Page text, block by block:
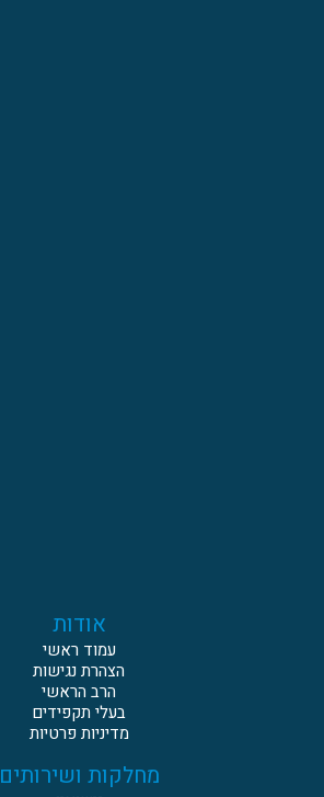
אודות
עמוד ראשי
הצהרת נגישות
הרב הראשי
בעלי תקפידים
מדיניות פרטיות
מחלקות ושירותים